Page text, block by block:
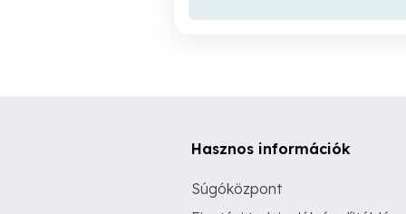
Hasznos információk
Súgóközpont